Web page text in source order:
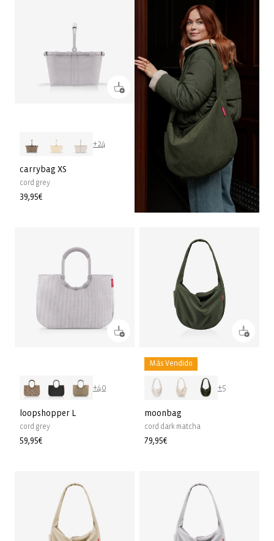
+24
carrybag XS
cord grey
Precio
39,95€
+40
loopshopper L
cord grey
Precio
59,95€
Más Vendido
+5
moonbag
cord dark matcha
Precio
79,95€